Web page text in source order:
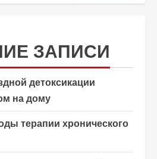
ЗАПИСИ
детоксикации
на дому
терапии хронического